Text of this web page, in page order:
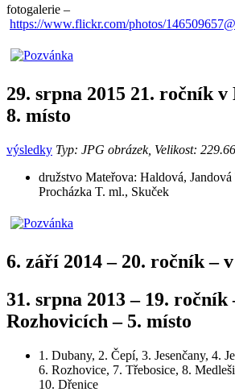
fotogalerie –
https://www.flickr.com/photos/
29. srpna 2015 21. ročník
8. místo
výsledky Typ: JPG obrázek, Velikost:
družstvo Mateřova: Haldová,
Procházka T. ml., Skuček
6. září 2014 – 20. ročník –
31. srpna 2013 – 19. ročník
Rozhovicích – 5. místo
1. Dubany, 2. Čepí, 3. Jesenčany, 4.
6. Rozhovice, 7. Třebosice, 8.
10. Dřenice